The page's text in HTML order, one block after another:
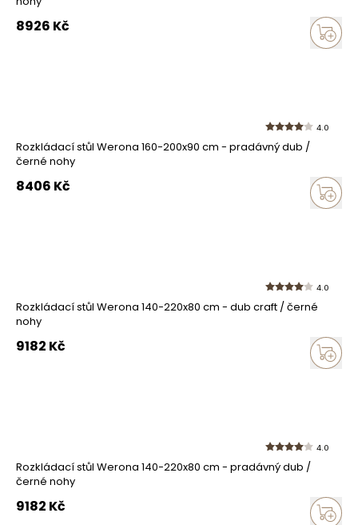
8926 Kč
4.0
Rozkládací stůl Werona 160-200x90 cm - pradávný dub /
černé nohy
8406 Kč
4.0
Rozkládací stůl Werona 140-220x80 cm - dub craft / černé
nohy
9182 Kč
4.0
Rozkládací stůl Werona 140-220x80 cm - pradávný dub /
černé nohy
9182 Kč